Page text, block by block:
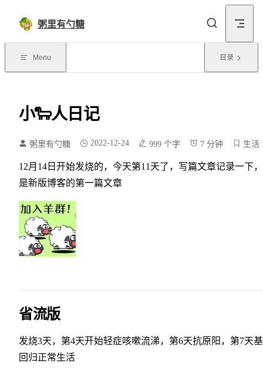
粥里有勺糖
Menu 目录
小🐑人日记
粥里有勺糖 2022-12-24 999 个字 7 分钟 生活
12月14日开始发烧的，今天第11天了，写篇文章记录一下
是新版博客的第一篇文章
省流版
发烧3天，第4天开始轻症咳嗽流涕，第6天抗原阳，第7天
回归正常生活